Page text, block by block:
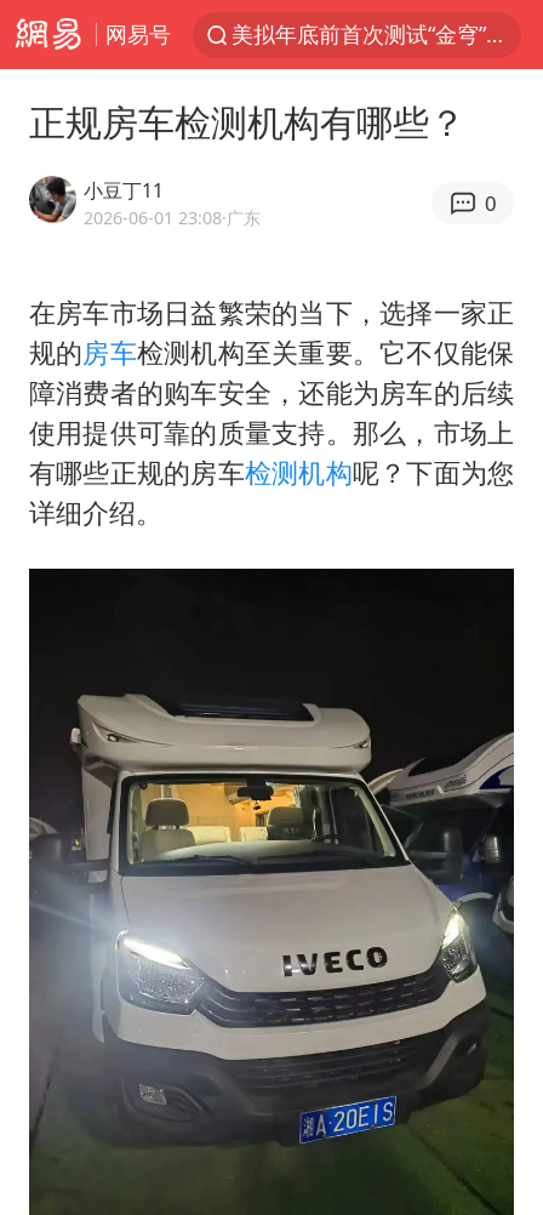
网易号
四川宜宾3.4级地震
多所高校取消艺考
伊斯兰版北约来了吗
上半年国内居民出游人次34.63亿
22岁女生独闯南太行失联12天
薛之谦杭州站演唱会取消
正规房车检测机构有哪些？
小豆丁11
2026-06-01 23:08·广东
0
在房车市场日益繁荣的当下，选择一家正
规的房车检测机构至关重要。它不仅能保
障消费者的购车安全，还能为房车的后续
使用提供可靠的质量支持。那么，市场上
有哪些正规的房车检测机构呢？下面为您
详细介绍。